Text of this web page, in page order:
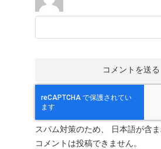
スパム対策のため、 日本語が含
コメントは投稿できません。